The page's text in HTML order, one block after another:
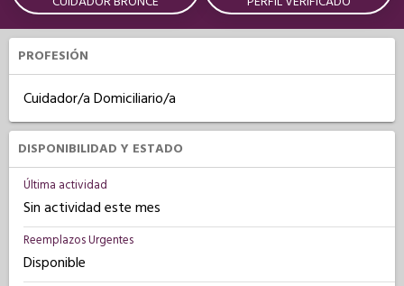
PROFESIÓN
Cuidador/a Domiciliario/a
DISPONIBILIDAD Y ESTADO
Última actividad
Sin actividad este mes
Reemplazos Urgentes
Disponible